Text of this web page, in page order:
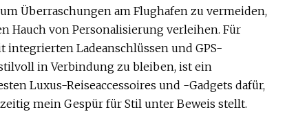
Überraschungen am Flughafen zu vermeiden,
Hauch von Personalisierung verleihen. Für
Ladeanschlüssen und GPS-
in Verbindung zu bleiben, ist ein
Luxus-Reiseaccessoires und -Gadgets dafür,
mein Gespür für Stil unter Beweis stellt.